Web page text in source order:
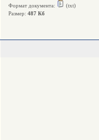
Формат документа:
(txt)
Размер: 487 Кб